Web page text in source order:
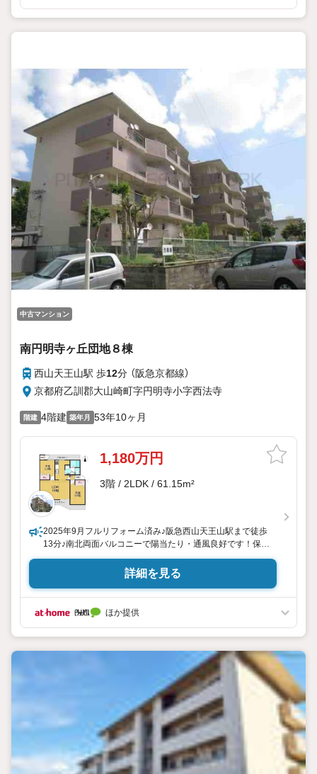
中古マンション
南円明寺ヶ丘団地８棟
西山天王山駅 歩12分 （阪急京都線）
京都府乙訓郡大山崎町字円明寺小字西法寺
階建 4階建 築年月 53年10ヶ月
1,180万円
3階 / 2LDK / 61.15m²
2025年9月フルリフォーム済み♪阪急西山天王山駅まで徒歩
13分♪南北両面バルコニーで陽当たり・通風良好です！保育
所・小学校が近くお子様の通園通学に便利☆
詳細を見る
ほか提供